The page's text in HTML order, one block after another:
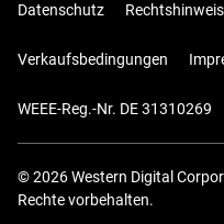
Datenschutz Rechtshinweis
Verkaufsbedingungen
WEEE-Reg.-Nr. DE 31310269
© 2026 Western Digital
Rechte vorbehalten.